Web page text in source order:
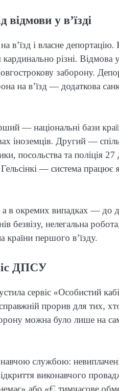
у в’їзді
в’їзд і власне депортацію.
різні. Відмова
заборону.
на в’їзд — додаткова
— національні бази
іноземців. Другий —
посольства та поліція
— система працює
а в окремих випадках — до
безвізу, нелегальна
країни першого в’їзду.
ДПСУ
сервіс «Особистий
прорив для тих,
можна було лише на
службою:
виконавчого
або «Є тимчасове